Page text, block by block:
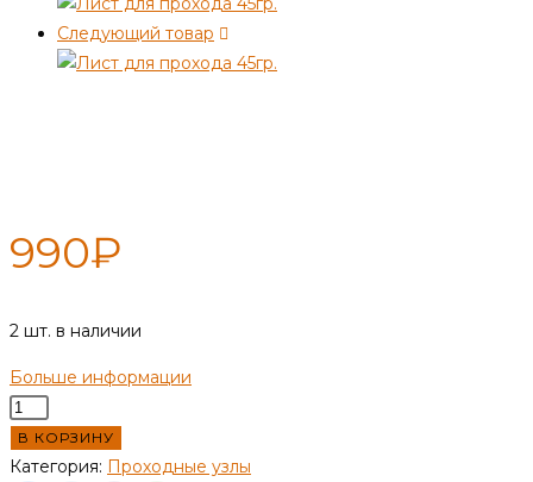
Следующий товар
990₽
2 шт. в наличии
Больше информации
Количество
товара
Лист
В КОРЗИНУ
Категория: Проходные узлы